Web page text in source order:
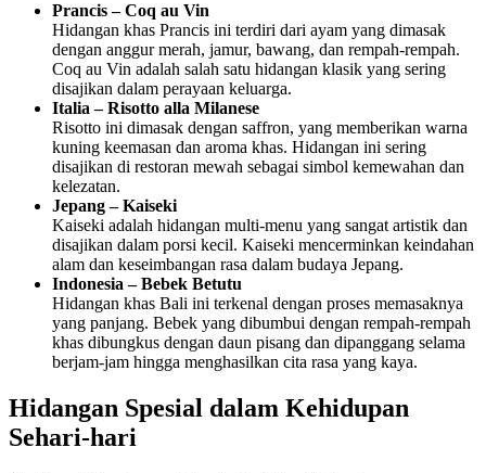
Prancis – Coq au Vin
Hidangan khas Prancis ini terdiri dari ayam yang dimasak
dengan anggur merah, jamur, bawang, dan rempah-rempah.
Coq au Vin adalah salah satu hidangan klasik yang sering
disajikan dalam perayaan keluarga.
Italia – Risotto alla Milanese
Risotto ini dimasak dengan saffron, yang memberikan warna
kuning keemasan dan aroma khas. Hidangan ini sering
disajikan di restoran mewah sebagai simbol kemewahan dan
kelezatan.
Jepang – Kaiseki
Kaiseki adalah hidangan multi-menu yang sangat artistik dan
disajikan dalam porsi kecil. Kaiseki mencerminkan keindahan
alam dan keseimbangan rasa dalam budaya Jepang.
Indonesia – Bebek Betutu
Hidangan khas Bali ini terkenal dengan proses memasaknya
yang panjang. Bebek yang dibumbui dengan rempah-rempah
khas dibungkus dengan daun pisang dan dipanggang selama
berjam-jam hingga menghasilkan cita rasa yang kaya.
Hidangan Spesial dalam Kehidupan
Sehari-hari